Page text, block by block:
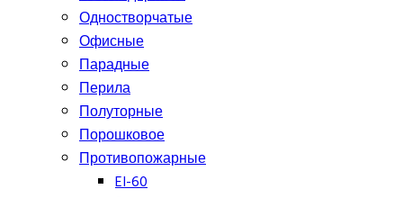
Одностворчатые
Офисные
Парадные
Перила
Полуторные
Порошковое
Противопожарные
EI-60